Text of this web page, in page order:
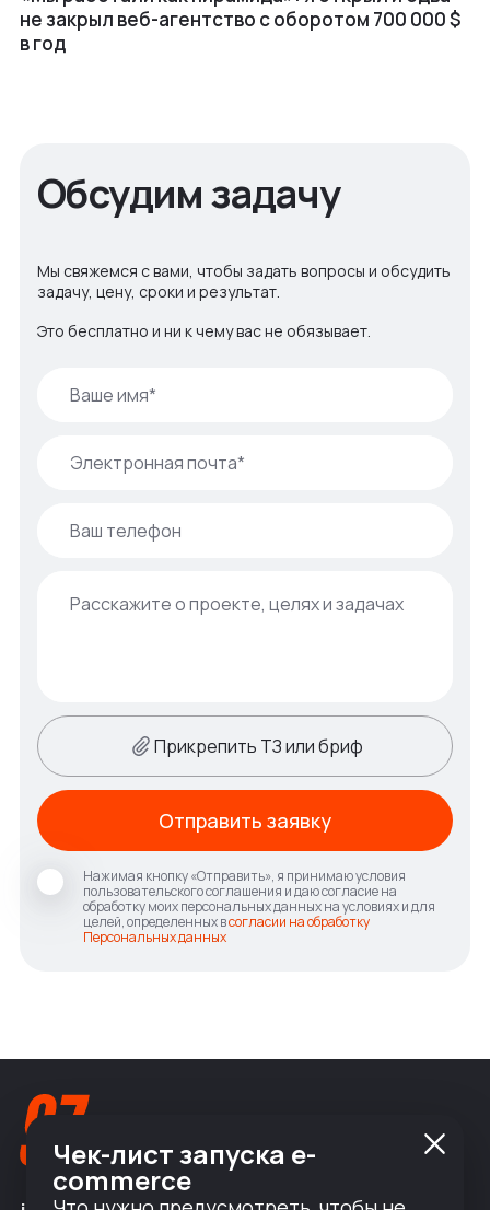
не закрыл веб⁠-⁠агентство с оборотом 700 000 $
в год
Обсудим задачу
Мы свяжемся с вами, чтобы задать вопросы и обсудить
задачу, цену, сроки и результат.
Это бесплатно и ни к чему вас не обязывает.
Прикрепить ТЗ или бриф
Нажимая кнопку «Отправить», я принимаю условия
пользовательского соглашения и даю согласие на
обработку моих персональных данных на условиях и для
целей, определенных всогласии на обработку
Персональных данных
Отправить заявку
Чек-лист запуска e-
commerce